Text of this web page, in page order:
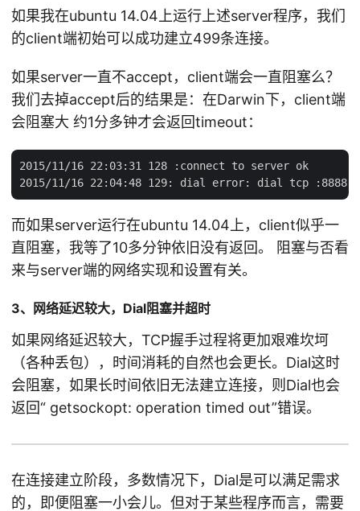
如果我在ubuntu 14.04上运行上述server程序，我们
的client端初始可以成功建立499条连接。
如果server一直不accept，client端会一直阻塞么？
我们去掉accept后的结果是：在Darwin下，client端
会阻塞大 约1分多钟才会返回timeout：
2015/11/16 22:03:31 128 :connect to server ok
而如果server运行在ubuntu 14.04上，client似乎一
直阻塞，我等了10多分钟依旧没有返回。 阻塞与否看
来与server端的网络实现和设置有关。
3、网络延迟较大，Dial阻塞并超时
如果网络延迟较大，TCP握手过程将更加艰难坎坷
（各种丢包），时间消耗的自然也会更长。Dial这时
会阻塞，如果长时间依旧无法建立连接，则Dial也会
返回“ getsockopt: operation timed out”错误。
在连接建立阶段，多数情况下，Dial是可以满足需求
的，即便阻塞一小会儿。但对于某些程序而言，需要